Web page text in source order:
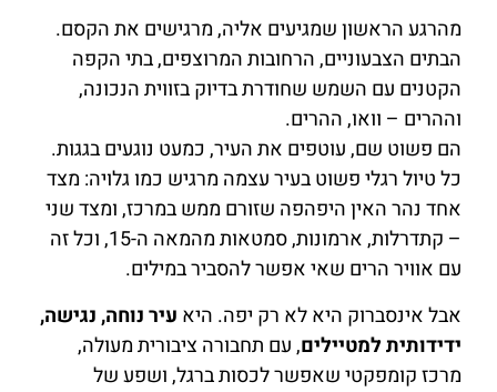
מהרגע הראשון שמגיעים אליה, מרגישים את הקסם.
הבתים הצבעוניים, הרחובות המרוצפים, בתי הקפה
הקטנים עם השמש שחודרת בדיוק בזווית הנכונה,
וההרים – וואו, ההרים.
הם פשוט שם, עוטפים את העיר, כמעט נוגעים בגגות.
כל טיול רגלי פשוט בעיר עצמה מרגיש כמו גלויה: מצד
אחד נהר האין היפהפה שזורם ממש במרכז, ומצד שני
– קתדרלות, ארמונות, סמטאות מהמאה ה-15, וכל זה
עם אוויר הרים שאי אפשר להסביר במילים.
אבל אינסברוק היא לא רק יפה. היא עיר נוחה, נגישה,
ידידותית למטיילים, עם תחבורה ציבורית מעולה,
מרכז קומפקטי שאפשר לכסות ברגל, ושפע של